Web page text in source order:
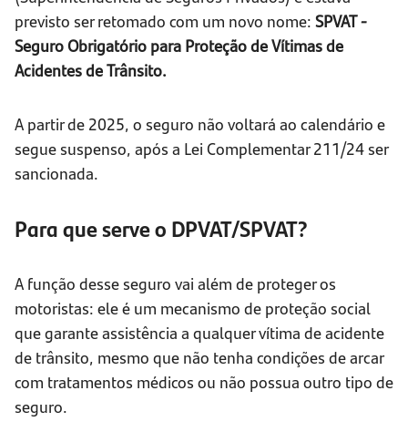
previsto ser retomado com um novo nome: SPVAT -
Seguro Obrigatório para Proteção de Vítimas de
Acidentes de Trânsito.
A partir de 2025, o seguro não voltará ao calendário e
segue suspenso, após a Lei Complementar 211/24 ser
sancionada.
Para que serve o DPVAT/SPVAT?
A função desse seguro vai além de proteger os
motoristas: ele é um mecanismo de proteção social
que garante assistência a qualquer vítima de acidente
de trânsito, mesmo que não tenha condições de arcar
com tratamentos médicos ou não possua outro tipo de
seguro.